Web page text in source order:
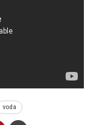
voda